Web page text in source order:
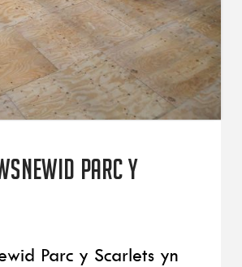
Parc y
Parc y Scarlets yn